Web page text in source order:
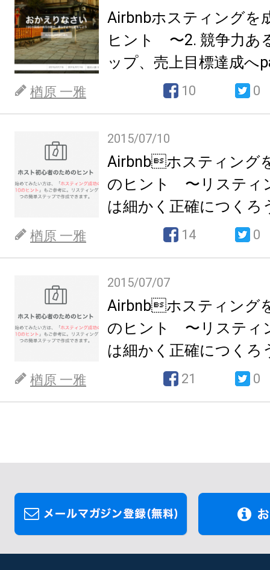
Airbnbホスティングを
ヒント 〜2. 競争力あ
ップ、売上目標達成へ
楢原 一雅 10 0
2015/07/10
Airbnbホスティング
のヒント 〜リスティ
は細かく正確につくろ
楢原 一雅 14 0
2015/07/07
Airbnbホスティング
のヒント 〜リスティ
は細かく正確につくろ
楢原 一雅 21 0